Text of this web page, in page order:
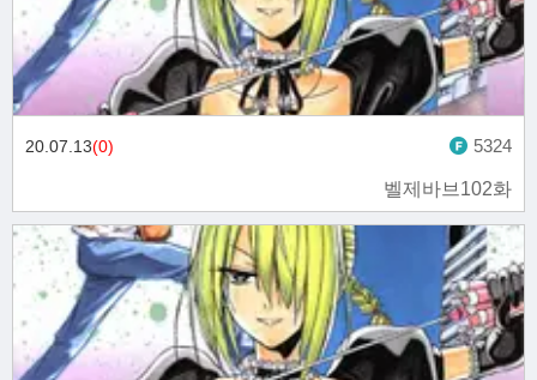
벨제바브102화
20.07.13(0) 5324